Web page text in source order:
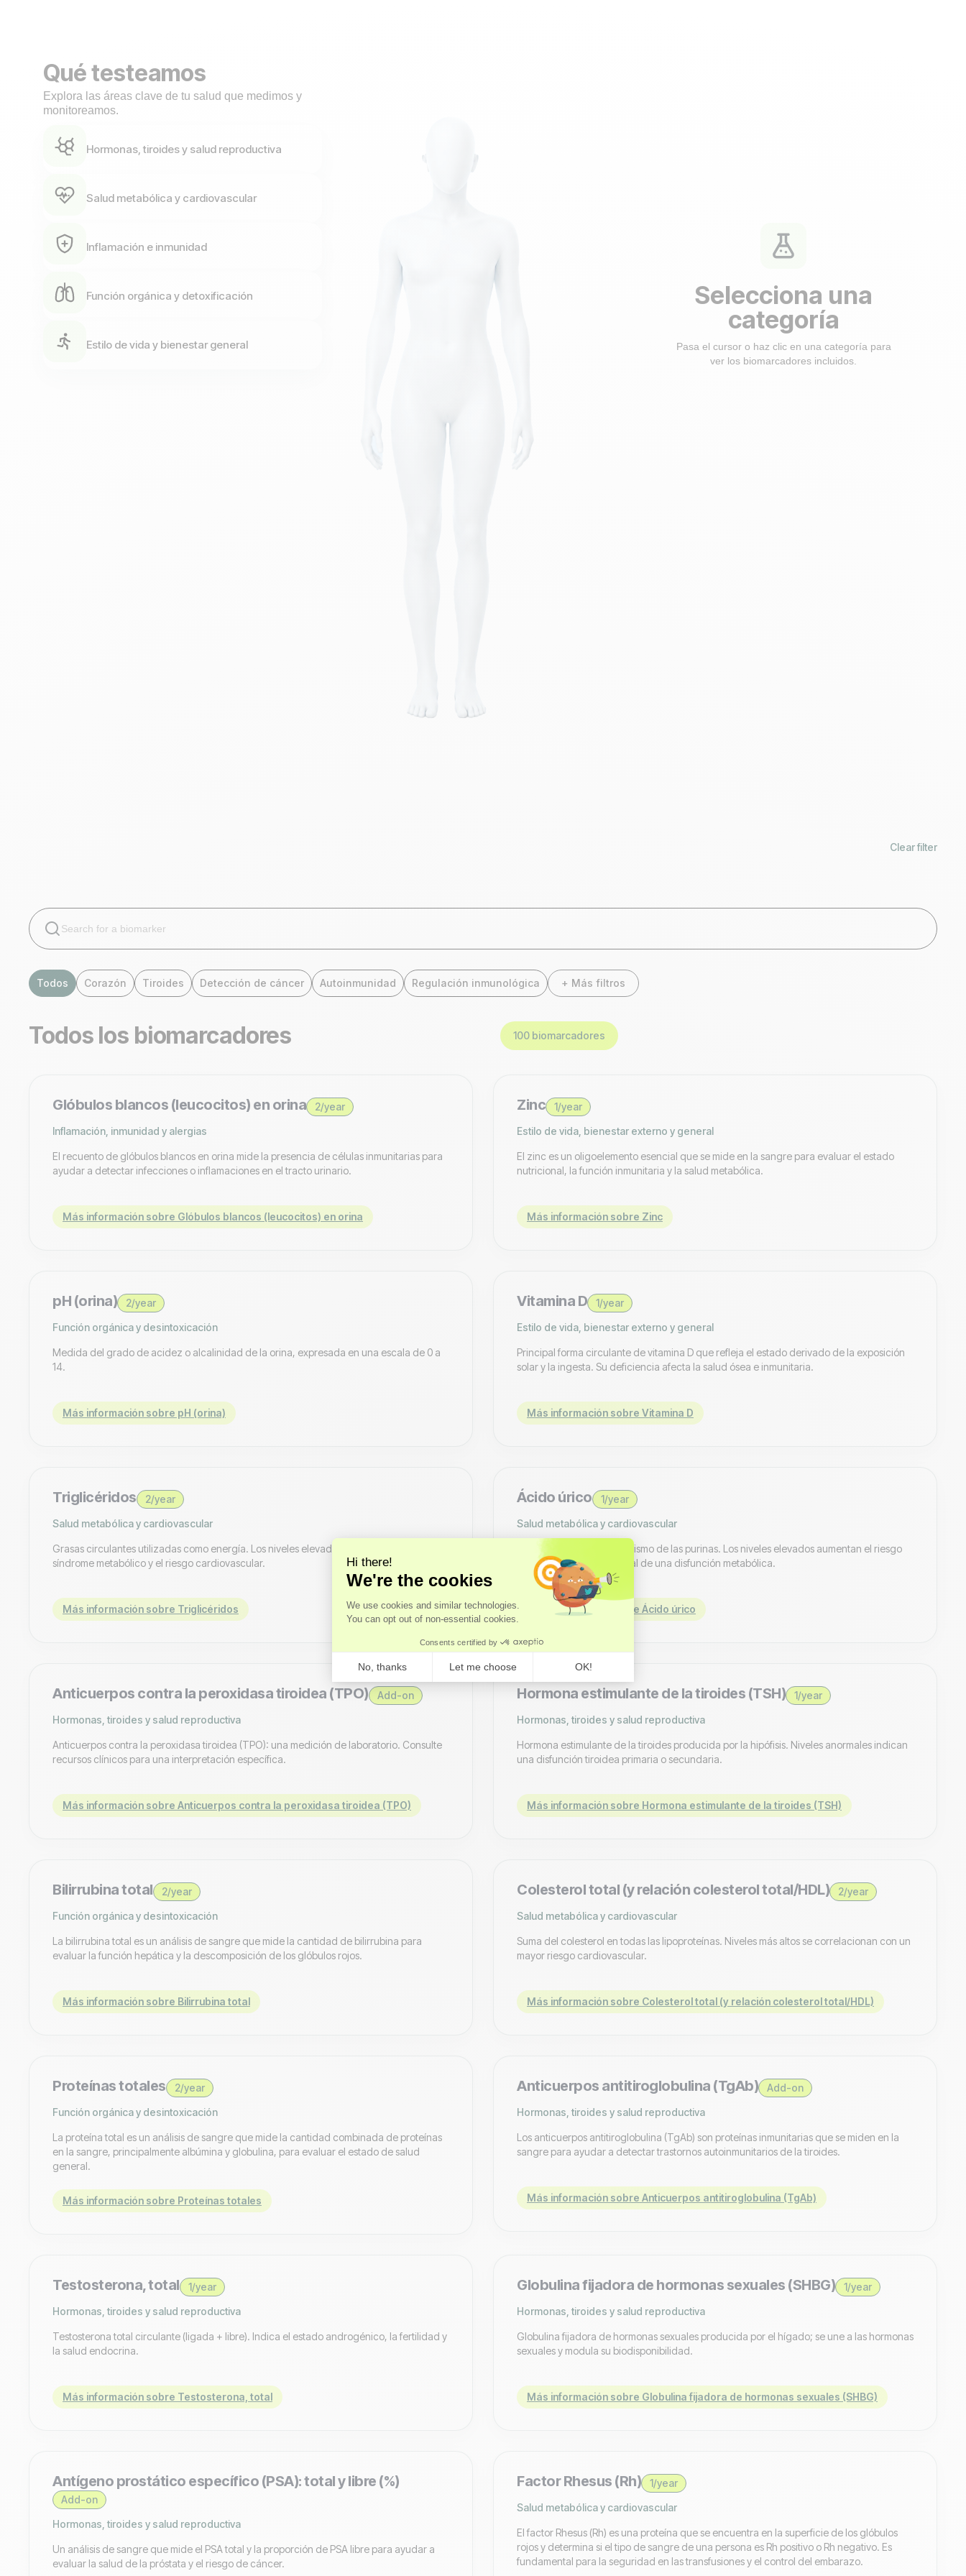
Qué testeamos
Explora las áreas clave de tu salud que medimos y
monitoreamos.
Hormonas, tiroides y salud reproductiva
Salud metabólica y cardiovascular
Inflamación e inmunidad
Función orgánica y detoxificación
Estilo de vida y bienestar general
Selecciona una
categoría
Pasa el cursor o haz clic en una categoría para
ver los biomarcadores incluidos.
Todos Corazón Tiroides Detección de cáncer Autoinmunidad Regulación inmunológica + Más filtros
Todos los biomarcadores 100 biomarcadores
Clear filter
Glóbulos blancos (leucocitos) en orina
2/year
Inflamación, inmunidad y alergias
El recuento de glóbulos blancos en orina mide la presencia de células inmunitarias para
ayudar a detectar infecciones o inflamaciones en el tracto urinario.
Más información sobre Glóbulos blancos (leucocitos) en orina
Zinc
1/year
Estilo de vida, bienestar externo y general
El zinc es un oligoelemento esencial que se mide en la sangre para evaluar el estado
nutricional, la función inmunitaria y la salud metabólica.
Más información sobre Zinc
pH (orina)
2/year
Función orgánica y desintoxicación
Medida del grado de acidez o alcalinidad de la orina, expresada en una escala de 0 a
14.
Más información sobre pH (orina)
Vitamina D
1/year
Estilo de vida, bienestar externo y general
Principal forma circulante de vitamina D que refleja el estado derivado de la exposición
solar y la ingesta. Su deficiencia afecta la salud ósea e inmunitaria.
Más información sobre Vitamina D
Triglicéridos
2/year
Salud metabólica y cardiovascular
Grasas circulantes utilizadas como energía. Los niveles elevados están asociados con el
síndrome metabólico y el riesgo cardiovascular.
Más información sobre Triglicéridos
Ácido úrico
1/year
Salud metabólica y cardiovascular
Producto final del metabolismo de las purinas. Los niveles elevados aumentan el riesgo
de gota y pueden ser señal de una disfunción metabólica.
Más información sobre Ácido úrico
Anticuerpos contra la peroxidasa tiroidea (TPO)
Add-on
Hormonas, tiroides y salud reproductiva
Anticuerpos contra la peroxidasa tiroidea (TPO): una medición de laboratorio. Consulte
recursos clínicos para una interpretación específica.
Más información sobre Anticuerpos contra la peroxidasa tiroidea (TPO)
Hormona estimulante de la tiroides (TSH)
1/year
Hormonas, tiroides y salud reproductiva
Hormona estimulante de la tiroides producida por la hipófisis. Niveles anormales indican
una disfunción tiroidea primaria o secundaria.
Más información sobre Hormona estimulante de la tiroides (TSH)
Bilirrubina total
2/year
Función orgánica y desintoxicación
La bilirrubina total es un análisis de sangre que mide la cantidad de bilirrubina para
evaluar la función hepática y la descomposición de los glóbulos rojos.
Más información sobre Bilirrubina total
Colesterol total (y relación colesterol total/HDL)
2/year
Salud metabólica y cardiovascular
Suma del colesterol en todas las lipoproteínas. Niveles más altos se correlacionan con un
mayor riesgo cardiovascular.
Más información sobre Colesterol total (y relación colesterol total/HDL)
Proteínas totales
2/year
Función orgánica y desintoxicación
La proteína total es un análisis de sangre que mide la cantidad combinada de proteínas
en la sangre, principalmente albúmina y globulina, para evaluar el estado de salud
general.
Más información sobre Proteínas totales
Anticuerpos antitiroglobulina (TgAb)
Add-on
Hormonas, tiroides y salud reproductiva
Los anticuerpos antitiroglobulina (TgAb) son proteínas inmunitarias que se miden en la
sangre para ayudar a detectar trastornos autoinmunitarios de la tiroides.
Más información sobre Anticuerpos antitiroglobulina (TgAb)
Testosterona, total
1/year
Hormonas, tiroides y salud reproductiva
Testosterona total circulante (ligada + libre). Indica el estado androgénico, la fertilidad y
la salud endocrina.
Más información sobre Testosterona, total
Globulina fijadora de hormonas sexuales (SHBG)
1/year
Hormonas, tiroides y salud reproductiva
Globulina fijadora de hormonas sexuales producida por el hígado; se une a las hormonas
sexuales y modula su biodisponibilidad.
Más información sobre Globulina fijadora de hormonas sexuales (SHBG)
Antígeno prostático específico (PSA): total y libre (%)
Add-on
Hormonas, tiroides y salud reproductiva
Un análisis de sangre que mide el PSA total y la proporción de PSA libre para ayudar a
evaluar la salud de la próstata y el riesgo de cáncer.
Factor Rhesus (Rh)
1/year
Salud metabólica y cardiovascular
El factor Rhesus (Rh) es una proteína que se encuentra en la superficie de los glóbulos
rojos y determina si el tipo de sangre de una persona es Rh positivo o Rh negativo. Es
fundamental para la seguridad en las transfusiones y el control del embarazo.